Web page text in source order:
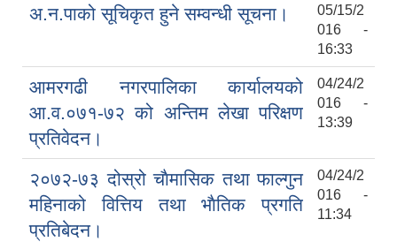
अ.न.पाको सूचिकृत हुने सम्वन्धी सूचना।
05/15/2
016 -
16:33
आमरगढी नगरपालिका कार्यालयको
आ.व.०७१-७२ को अन्तिम लेखा परिक्षण
प्रतिवेदन।
04/24/2
016 -
13:39
२०७२-७३ दोस्रो चाैमासिक तथा फाल्गुन
महिनाको वित्तिय तथा भाैतिक प्रगति
प्रतिबेदन।
04/24/2
016 -
11:34